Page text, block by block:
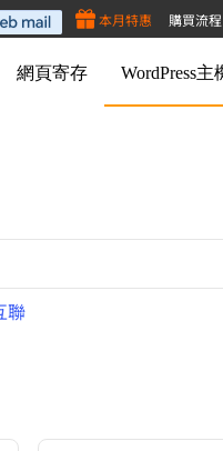
本月特惠 購買流程
網頁寄存 WordPress主
聯